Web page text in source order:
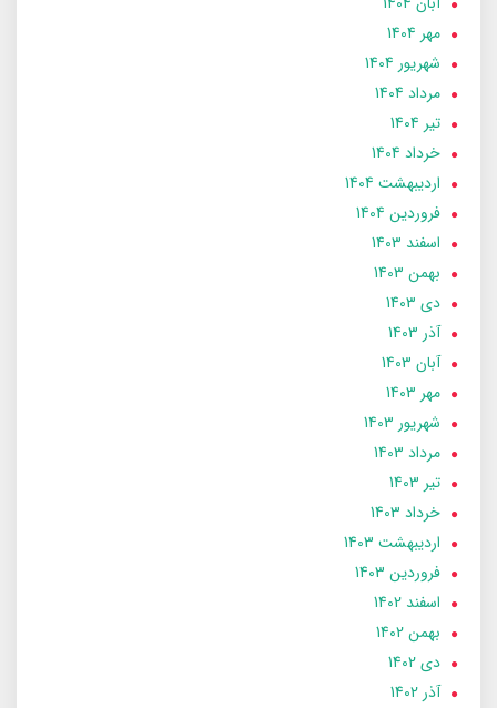
مهر 1404
شهریور 1404
مرداد 1404
تير 1404
خرداد 1404
ارديبهشت 1404
فروردین 1404
اسفند 1403
بهمن 1403
دی 1403
آذر 1403
آبان 1403
مهر 1403
شهریور 1403
مرداد 1403
تير 1403
خرداد 1403
ارديبهشت 1403
فروردین 1403
اسفند 1402
بهمن 1402
دی 1402
آذر 1402